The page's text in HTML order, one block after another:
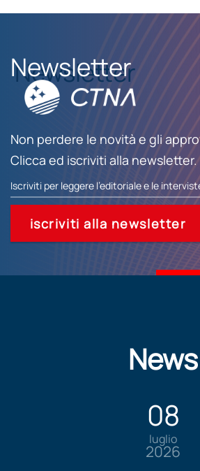
Newsletter
Non perdere le novità e gli
Clicca ed iscriviti alla newsletter.
Iscriviti per leggere l’editoriale e le
iscriviti alla newsletter
News
08
luglio
2026